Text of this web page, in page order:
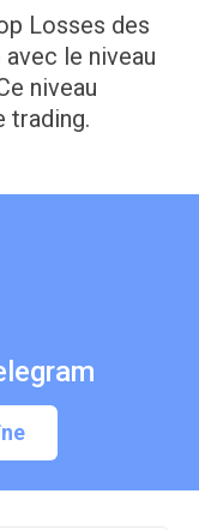
Losses des
le niveau
niveau
trading.